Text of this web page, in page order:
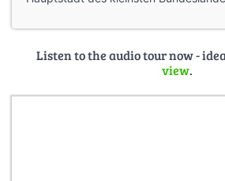
Listen to the audio tour now -
view.